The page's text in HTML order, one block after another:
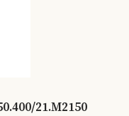
21.M2150